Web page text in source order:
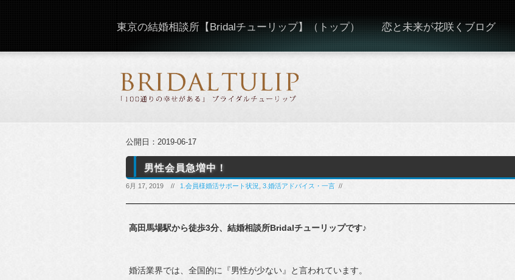
東京の結婚相談所【Bridalチューリップ】（トップ） 恋と未来が花咲くブログ
公開日： 2019-06-17
男性会員急増中！
6月 17, 2019 // 1.会員様婚活サポート状況 3.婚活アドバイス・一言 //
高田馬場駅から徒歩3分、結婚相談所Bridalチューリップです♪
婚活業界では、全国的に『男性が少ない』と言われています。